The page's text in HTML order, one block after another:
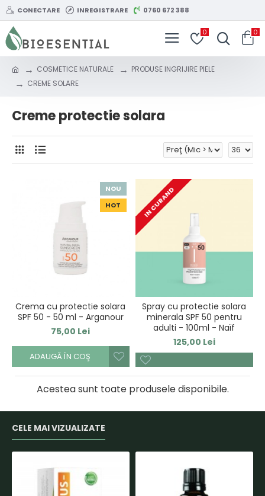
CONECTARE INREGISTRARE 0760 672 388
0 0
COSMETICE NATURALE
PRODUSE INGRIJIRE PIELE
CREME SOLARE
Creme protectie solara
NOU
HOT
Crema cu protectie solara
SPF 50 - 50 ml - Arganour
75,00 Lei
ADAUGĂ ÎN COŞ
IN CURAND
Spray cu protectie solara
minerala SPF 50 pentru
adulti - 100ml - Naïf
125,00 Lei
Acestea sunt toate produsele disponibile.
CELE MAI VIZUALIZATE